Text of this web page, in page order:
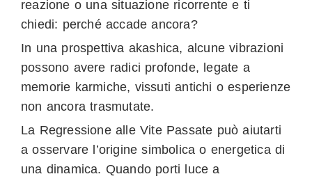
reazione o una situazione ricorrente e ti
chiedi: perché accade ancora?
In una prospettiva akashica, alcune vibrazioni
possono avere radici profonde, legate a
memorie karmiche, vissuti antichi o esperienze
non ancora trasmutate.
La Regressione alle Vite Passate può aiutarti
a osservare l’origine simbolica o energetica di
una dinamica. Quando porti luce a